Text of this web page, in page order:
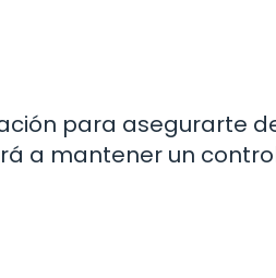
para asegurarte
a mantener un